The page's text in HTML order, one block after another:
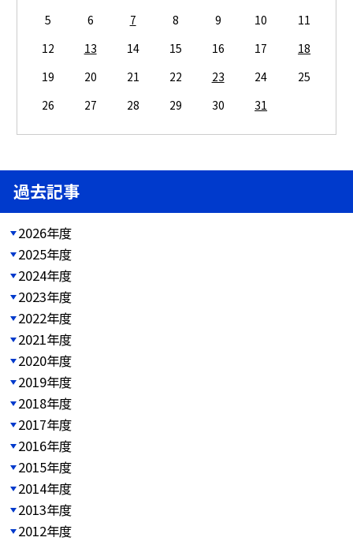
5
6 7 8 9 10
11
12
13 14 15 16 17
18
19
20 21 22 23 24
25
26
27 28 29 30 31
過去記事
2026年度
2025年度
2024年度
2023年度
2022年度
2021年度
2020年度
2019年度
2018年度
2017年度
2016年度
2015年度
2014年度
2013年度
2012年度